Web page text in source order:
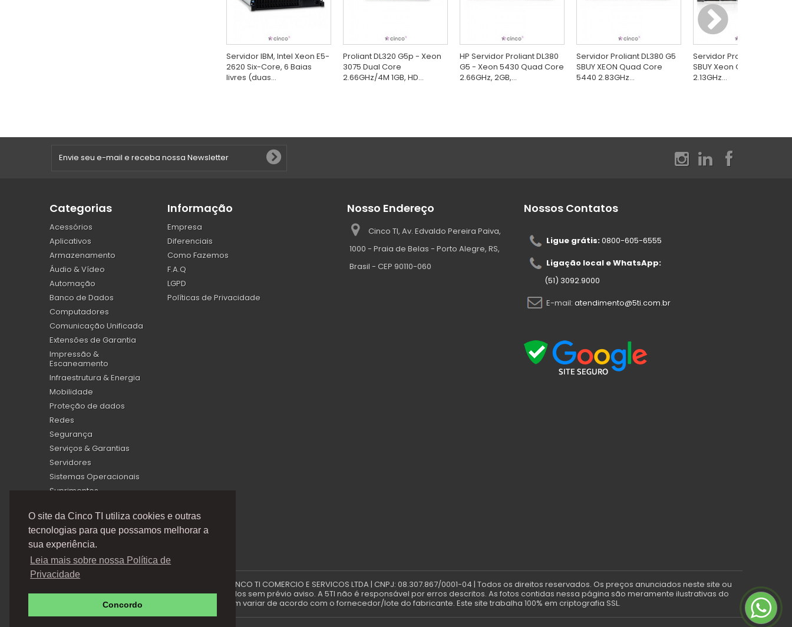
O site da Cinco TI utiliza cookies e outras
tecnologias para que possamos melhorar a
sua experiência.
Leia mais sobre nossa Política de
Privacidade
Concordo
Servidor IBM, Intel Xeon E5-
2620 Six-Core, 6 Baias
livres (duas...
Proliant DL320 G5p - Xeon
3075 Dual Core
2.66GHz/4M 1GB, HD...
HP Servidor Proliant DL380
G5 - Xeon 5430 Quad Core
2.66GHz, 2GB,...
Servidor Proliant DL380 G5
SBUY XEON Quad Core
5440 2.83GHz...
Servidor Proliant DL120 G5
SBUY Xeon Qual Core
2.13GHz...
Categorias
Acessórios
Aplicativos
Armazenamento
Áudio & Vídeo
Automação
Banco de Dados
Computadores
Comunicação Unificada
Extensões de Garantia
Impressão &
Escaneamento
Infraestrutura & Energia
Mobilidade
Proteção de dados
Redes
Segurança
Serviços & Garantias
Servidores
Sistemas Operacionais
Suprimentos
Informação
Empresa
Diferenciais
Como Fazemos
F.A.Q
LGPD
Políticas de Privacidade
A Cinco TI (5TI) é uma marca registrada de CINCO TI COMERCIO E SERVICOS LTDA | CNPJ: 08.307.867/0001-04 | Todos os direitos reservados. Os preços anunciados neste site ou
via e-mails promocionais podem ser alterados sem prévio aviso. A 5TI não é responsável por erros descritos. As fotos contidas nessa página são meramente ilustrativas do
produto e podem variar de acordo com o fornecedor/lote do fabricante. Este site trabalha 100% em criptografia SSL.
Nosso Endereço
Cinco TI, Av. Edvaldo Pereira Paiva,
1000 - Praia de Belas - Porto Alegre, RS,
Brasil - CEP 90110-060
Nossos Contatos
Ligue grátis:0800-605-6555
Ligação local e WhatsApp:
(51) 3092.9000
E-mail: atendimento@5ti.com.br